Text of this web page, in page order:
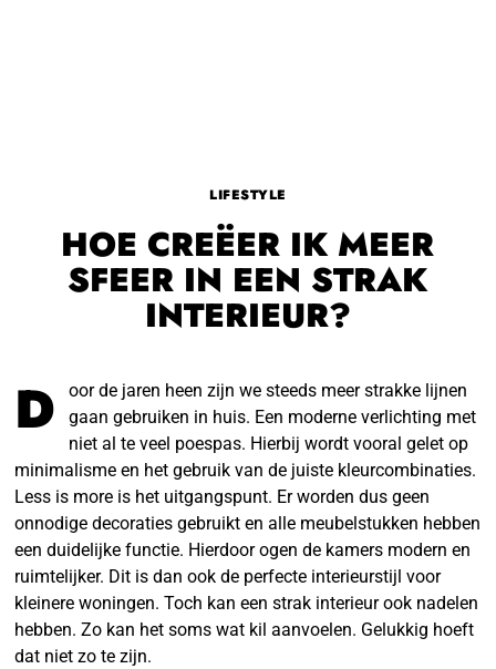
LIFESTYLE
HOE CREËER IK MEER
SFEER IN EEN STRAK
INTERIEUR?
D
oor de jaren heen zijn we steeds meer strakke lijnen
gaan gebruiken in huis. Een moderne verlichting met
niet al te veel poespas. Hierbij wordt vooral gelet op
minimalisme en het gebruik van de juiste kleurcombinaties.
Less is more is het uitgangspunt. Er worden dus geen
onnodige decoraties gebruikt en alle meubelstukken hebben
een duidelijke functie. Hierdoor ogen de kamers modern en
ruimtelijker. Dit is dan ook de perfecte interieurstijl voor
kleinere woningen. Toch kan een strak interieur ook nadelen
hebben. Zo kan het soms wat kil aanvoelen. Gelukkig hoeft
dat niet zo te zijn.